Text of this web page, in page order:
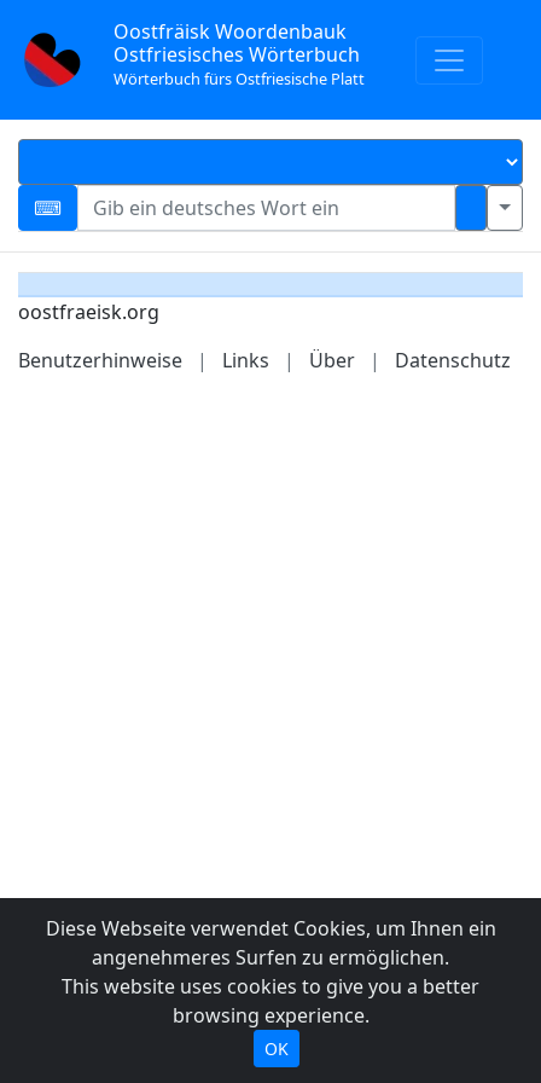
Oostfräisk Woordenbauk
Ostfriesisches Wörterbuch
Wörterbuch fürs Ostfriesische Platt
oostfraeisk.org
Benutzerhinweise
| Links | Über | Datenschutz
Diese Webseite verwendet Cookies, um Ihnen ein
angenehmeres Surfen zu ermöglichen.
This website uses cookies to give you a better
browsing experience.
OK